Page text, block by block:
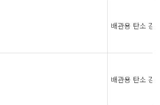
배관용 탄소 강
배관용 탄소 강